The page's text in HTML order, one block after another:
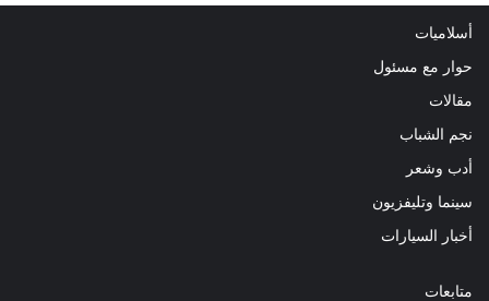
أسلاميات
حوار مع مسئول
مقالات
نجم الشباب
أدب وشعر
سينما وتليفزيون
أخبار السيارات
متابعات